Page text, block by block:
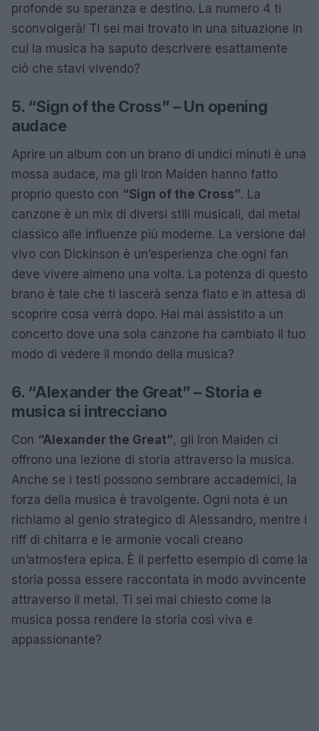
profonde su speranza e destino. La numero 4 ti
sconvolgerà! Ti sei mai trovato in una situazione in
cui la musica ha saputo descrivere esattamente
ciò che stavi vivendo?
5. “Sign of the Cross” – Un opening
audace
Aprire un album con un brano di undici minuti è una
mossa audace, ma gli Iron Maiden hanno fatto
proprio questo con “Sign of the Cross”. La
canzone è un mix di diversi stili musicali, dal metal
classico alle influenze più moderne. La versione dal
vivo con Dickinson è un’esperienza che ogni fan
deve vivere almeno una volta. La potenza di questo
brano è tale che ti lascerà senza fiato e in attesa di
scoprire cosa verrà dopo. Hai mai assistito a un
concerto dove una sola canzone ha cambiato il tuo
modo di vedere il mondo della musica?
6. “Alexander the Great” – Storia e
musica si intrecciano
Con “Alexander the Great”, gli Iron Maiden ci
offrono una lezione di storia attraverso la musica.
Anche se i testi possono sembrare accademici, la
forza della musica è travolgente. Ogni nota è un
richiamo al genio strategico di Alessandro, mentre i
riff di chitarra e le armonie vocali creano
un’atmosfera epica. È il perfetto esempio di come la
storia possa essere raccontata in modo avvincente
attraverso il metal. Ti sei mai chiesto come la
musica possa rendere la storia così viva e
appassionante?